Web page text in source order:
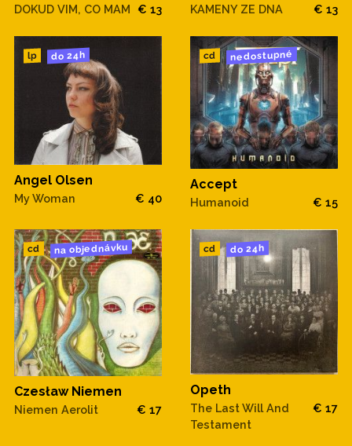
DOKUD VIM, CO MAM € 13 KAMENY ZE DNA € 13
lp do 24h
Angel Olsen
My Woman € 40
cd nedostupné
Accept
Humanoid € 15
cd na objednávku
Czesław Niemen
Niemen Aerolit € 17
cd do 24h
Opeth
The Last Will And
Testament
€ 17